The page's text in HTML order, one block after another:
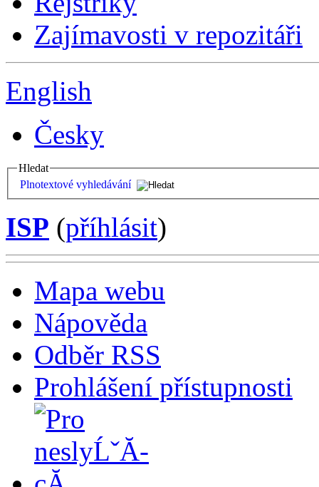
Zajímavosti v repozitáři
English
Česky
Hledat
Plnotextové vyhledávání
ISP (příhlásit)
Mapa webu
Nápověda
Odběr RSS
Prohlášení přístupnosti